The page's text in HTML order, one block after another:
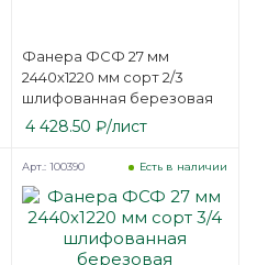
Фанера ФСФ 27 мм
2440х1220 мм сорт 2/3
шлифованная березовая
4 428.50 ₽/лист
Есть в наличии
Арт.: 100390